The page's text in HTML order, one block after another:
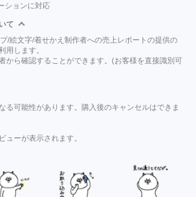
ションに対応
て
/絵文字/着せかえ制作者への売上レポートの提供の
用します。
から確認することができます。(お客様を直接識別可
る可能性があります。購入後のキャンセルはできま
ューが表示されます。